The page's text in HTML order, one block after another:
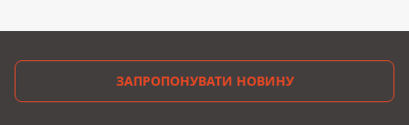
ЗАПРОПОНУВАТИ НОВИНУ